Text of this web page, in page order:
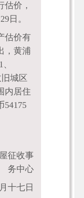
价，
日。
估价有
，黄浦
城区
内居住
54175
征收事
务中心
十七日